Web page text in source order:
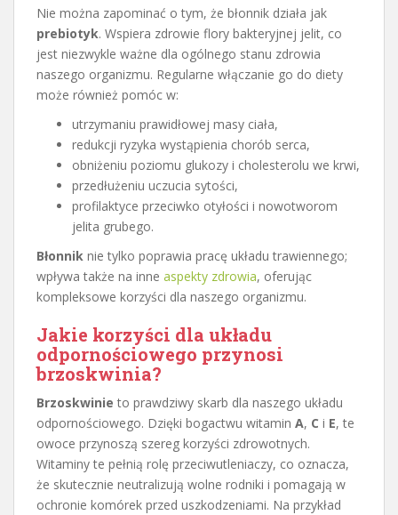
Nie można zapominać o tym, że błonnik działa jak
prebiotyk. Wspiera zdrowie flory bakteryjnej jelit, co
jest niezwykle ważne dla ogólnego stanu zdrowia
naszego organizmu. Regularne włączanie go do diety
może również pomóc w:
utrzymaniu prawidłowej masy ciała,
redukcji ryzyka wystąpienia chorób serca,
obniżeniu poziomu glukozy i cholesterolu we krwi,
przedłużeniu uczucia sytości,
profilaktyce przeciwko otyłości i nowotworom
jelita grubego.
Błonnik nie tylko poprawia pracę układu trawiennego;
wpływa także na inne aspekty zdrowia, oferując
kompleksowe korzyści dla naszego organizmu.
Jakie korzyści dla układu
odpornościowego przynosi
brzoskwinia?
Brzoskwinie to prawdziwy skarb dla naszego układu
odpornościowego. Dzięki bogactwu witamin A, C i E, te
owoce przynoszą szereg korzyści zdrowotnych.
Witaminy te pełnią rolę przeciwutleniaczy, co oznacza,
że skutecznie neutralizują wolne rodniki i pomagają w
ochronie komórek przed uszkodzeniami. Na przykład